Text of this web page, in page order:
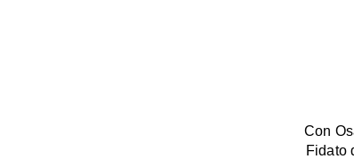
Con
Fidato